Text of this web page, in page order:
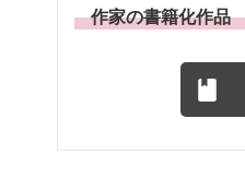
作家の書籍化作品